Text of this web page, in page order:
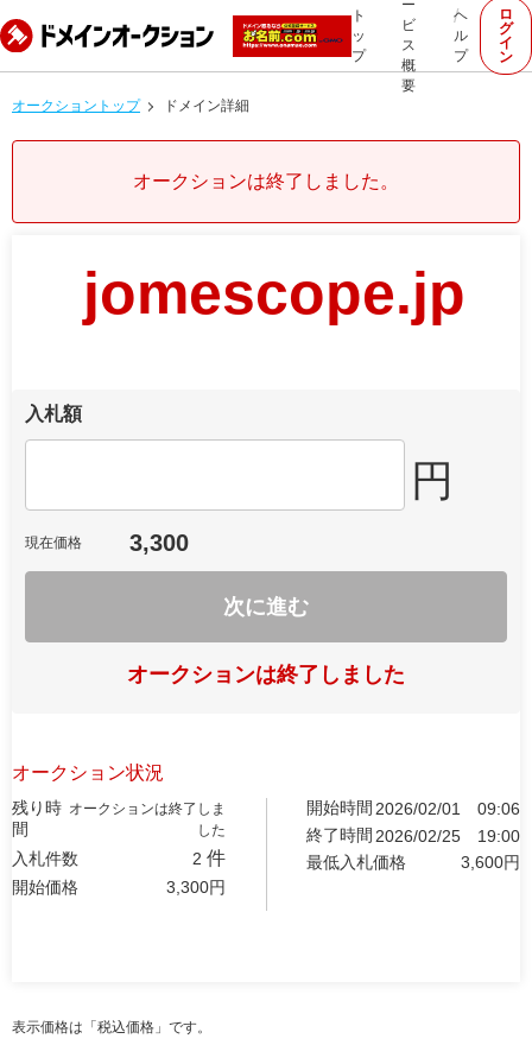
ト
ッ
プ
ー
ビ
ス
概
要
ヘ
ル
プ
ロ
グ
イ
ン
オークショントップ ドメイン詳細
オークションは終了しました。
jomescope.jp
入札額
円
現在価格 3,300
次に進む
オークションは終了しました
オークション状況
残り時
間
オークションは終了しま
した
入札件数 2 件
開始価格 3,300円
開始時間 2026/02/01
09:06
終了時間 2026/02/25
19:00
最低入札価格
3,600円
表示価格は「税込価格」です。